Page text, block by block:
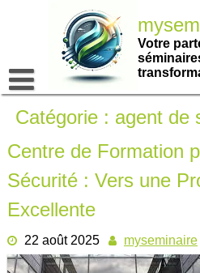
Votre
Catégorie : agent de
Centre de Formation
Sécurité : Vers une
Excellente
22 août 2025 myseminaire